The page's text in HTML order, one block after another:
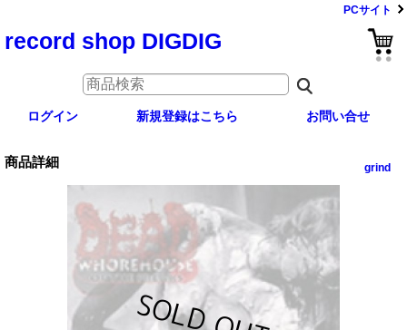
PCサイト
record shop DIGDIG
ログイン 新規登録はこちら お問い合せ
商品詳細 grind